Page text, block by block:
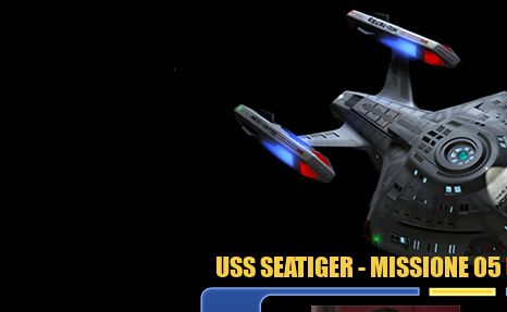
USS SEATIGER - MISSIONE 05